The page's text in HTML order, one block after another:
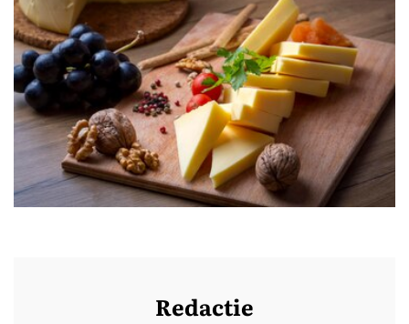
Redactie